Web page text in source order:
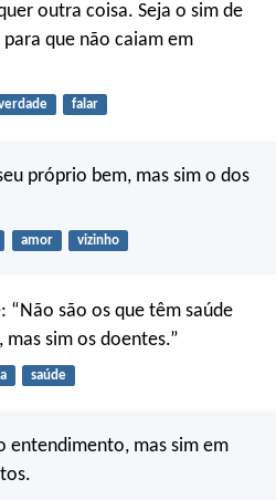
outra coisa. Seja o sim de
que não caiam em
falar
próprio bem, mas sim o dos
amor vizinho
“Não são os que têm saúde
sim os doentes.”
saúde
entendimento, mas sim em